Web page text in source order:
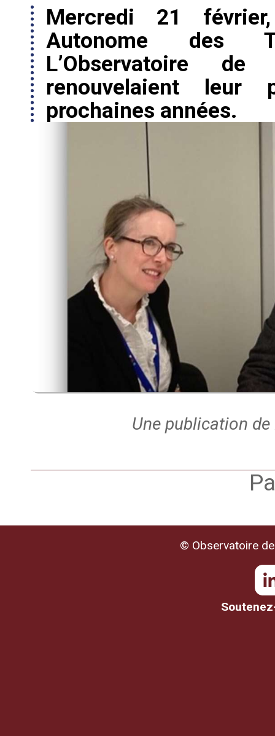
Mercredi 21
Autonome des
L’Observatoire de
renouvelaient leur
prochaines années.
Une publication
© Observatoire